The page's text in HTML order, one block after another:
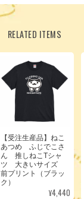
RELATED ITEMS
【受注生産品】ねこ
あつめ ふじでこさ
ん 推しねこTシャ
ツ 大きいサイズ
前プリント（ブラッ
ク）
¥4,440